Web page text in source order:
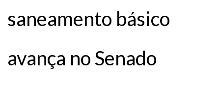
saneamento básico
avança no Senado